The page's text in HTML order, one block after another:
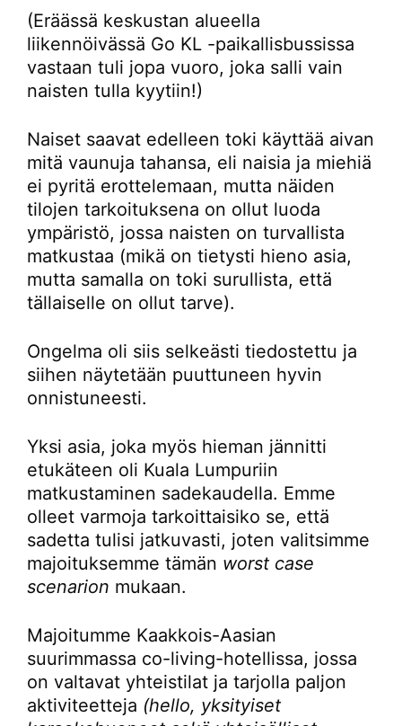
(Eräässä keskustan alueella
liikennöivässä Go KL -paikallisbussissa
vastaan tuli jopa vuoro, joka salli vain
naisten tulla kyytiin!)
Naiset saavat edelleen toki käyttää aivan
mitä vaunuja tahansa, eli naisia ja miehiä
ei pyritä erottelemaan, mutta näiden
tilojen tarkoituksena on ollut luoda
ympäristö, jossa naisten on turvallista
matkustaa (mikä on tietysti hieno asia,
mutta samalla on toki surullista, että
tällaiselle on ollut tarve).
Ongelma oli siis selkeästi tiedostettu ja
siihen näytetään puuttuneen hyvin
onnistuneesti.
Yksi asia, joka myös hieman jännitti
etukäteen oli Kuala Lumpuriin
matkustaminen sadekaudella. Emme
olleet varmoja tarkoittaisiko se, että
sadetta tulisi jatkuvasti, joten valitsimme
majoituksemme tämän worst case
scenarion mukaan.
Majoitumme Kaakkois-Aasian
suurimmassa co-living-hotellissa, jossa
on valtavat yhteistilat ja tarjolla paljon
aktiviteetteja (hello, yksityiset